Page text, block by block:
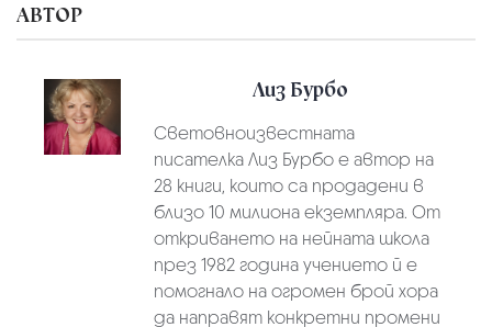
АВТОР
Лиз Бурбо
Световноизвестната
писателка Лиз Бурбо е автор на
28 книги, които са продадени в
близо 10 милиона екземпляра. От
откриването на нейната школа
през 1982 година учението й е
помогнало на огромен брой хора
да направят конкретни промени